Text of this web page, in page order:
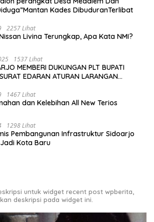
Kades DibuduranTerlibat
2257 Lihat
Livina Terungkap, Apa Kata NMI?
1537 Lihat
MEMBERI DUKUNGAN PLT BUPATI
EDARAN ATURAN LARANGAN
1467 Lihat
dan Kelebihan All New Terios
1298 Lihat
Pembangunan Infrastruktur Sidoarjo
Kota Baru
untuk widget recent post wpberita,
deskripsi pada widget ini.